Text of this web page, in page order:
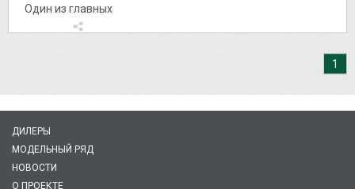
Один из главных
1
ДИЛЕРЫ
МОДЕЛЬНЫЙ РЯД
НОВОСТИ
О ПРОЕКТЕ